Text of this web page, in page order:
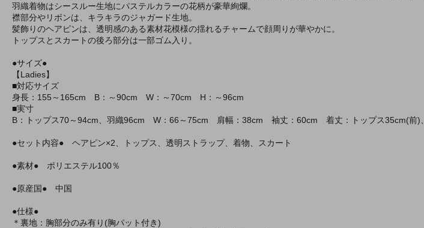
羽織着物はシースルー生地にパステルカラーの花柄が豪華絢爛。
襟部分やリボンは、キラキラのジャガード生地。
髪飾りのヘアピンは、透明感のある素材花模様の揺れるチャームで顔周りが華やかに。
トップスとスカートの後ろ部分は一部ゴム入り。
●サイズ●
【Ladies】
■対応サイズ
身長：155～165cm B：～90cm W：～70cm H：～96cm
■実寸
B：トップス70～94cm、羽織96cm W：66～75cm 肩幅：38cm 袖丈：60cm 着丈：トップス35cm(前)
●セット内容● ヘアピン×2、トップス、透明ストラップ、着物、スカート
●素材● ポリエステル100％
●原産国● 中国
●仕様●
＊裏地：胸部分のみ有り(胸パット付き)